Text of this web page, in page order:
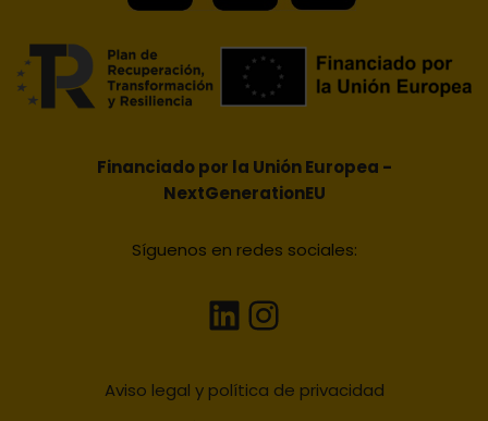
Financiado por la Unión Europea -
NextGenerationEU
Síguenos en redes sociales:
Aviso legal y política de privacidad